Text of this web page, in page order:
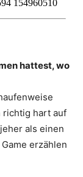
hattest, wo
richtig hart auf
als einen
erzählen